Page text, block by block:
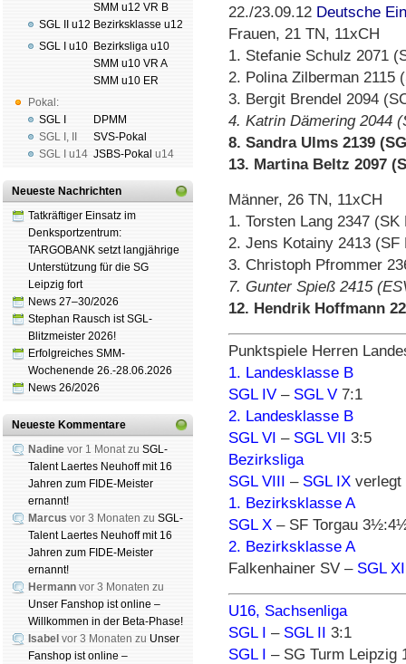
SGL II u12
SGL I u10
Pokal:
SGL I
SGL I ,
SGL I
u14
SMM u12 VR B
Bezirksklasse u12
Bezirksliga u10
SMM u10 VR A
SMM u10 ER
DPMM
SVS-Pokal
JSBS-Pokal u14
Neueste Nachrichten
Tatkräftiger Einsatz im
Denksportzentrum:
TARGOBANK setzt langjährige
Unterstützung für die SG
Leipzig fort
News 27–30/2026
Stephan Rausch ist SGL-
Blitzmeister 2026!
Erfolgreiches SMM-
Wochenende 26.-28.06.2026
News 26/2026
Neueste Kommentare
Nadine vor 1 Monat zu SGL-
Talent Laertes Neuhoff mit 16
Jahren zum FIDE-Meister
ernannt!
Marcus vor 3 Monaten zu SGL-
Talent Laertes Neuhoff mit 16
Jahren zum FIDE-Meister
ernannt!
Hermann vor 3 Monaten zu
Unser Fanshop ist online –
Willkommen in der Beta-Phase!
Isabel vor 3 Monaten zu Unser
Fanshop ist online –
22./23.09.12 Deutsche
Frauen, 21 TN, 11xCH
1. Stefanie Schulz 2071
2. Polina Zilberman 2115
3. Bergit Brendel 2094
4. Katrin Dämering 2044
8. Sandra Ulms 2139
13. Martina Beltz 2097
Männer, 26 TN, 11xCH
1. Torsten Lang 2347
2. Jens Kotainy 2413 (SF
3. Christoph Pfrommer
7. Gunter Spieß 2415
12. Hendrik Hoffmann
Punktspiele Herren
1. Landesklasse B
SGL IV – SGL V 7:1
2. Landesklasse B
SGL VI – SGL VII 3:5
Bezirksliga
SGL VIII – SGL IX verlegt
1. Bezirksklasse A
SGL X – SF Torgau
2. Bezirksklasse A
Falkenhainer SV – SGL XI
U16, Sachsenliga
SGL I – SGL II 3:1
SGL I – SG Turm